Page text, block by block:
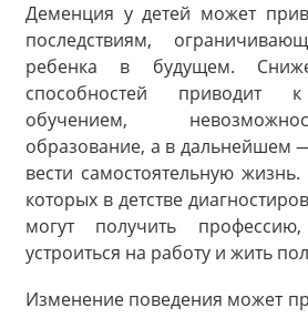
Деменция у детей может
последствиям,
ребенка в будущем.
способностей приводит
обучением,
образование, а в дальнейшем
вести самостоятельную
которых в детстве
могут получить
устроиться на работу и жить
Изменение поведения может